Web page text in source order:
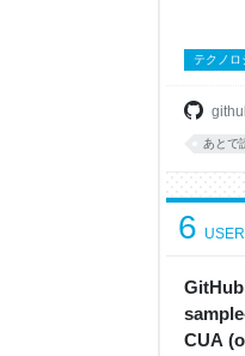
テクノロ
あとで
CUA
6